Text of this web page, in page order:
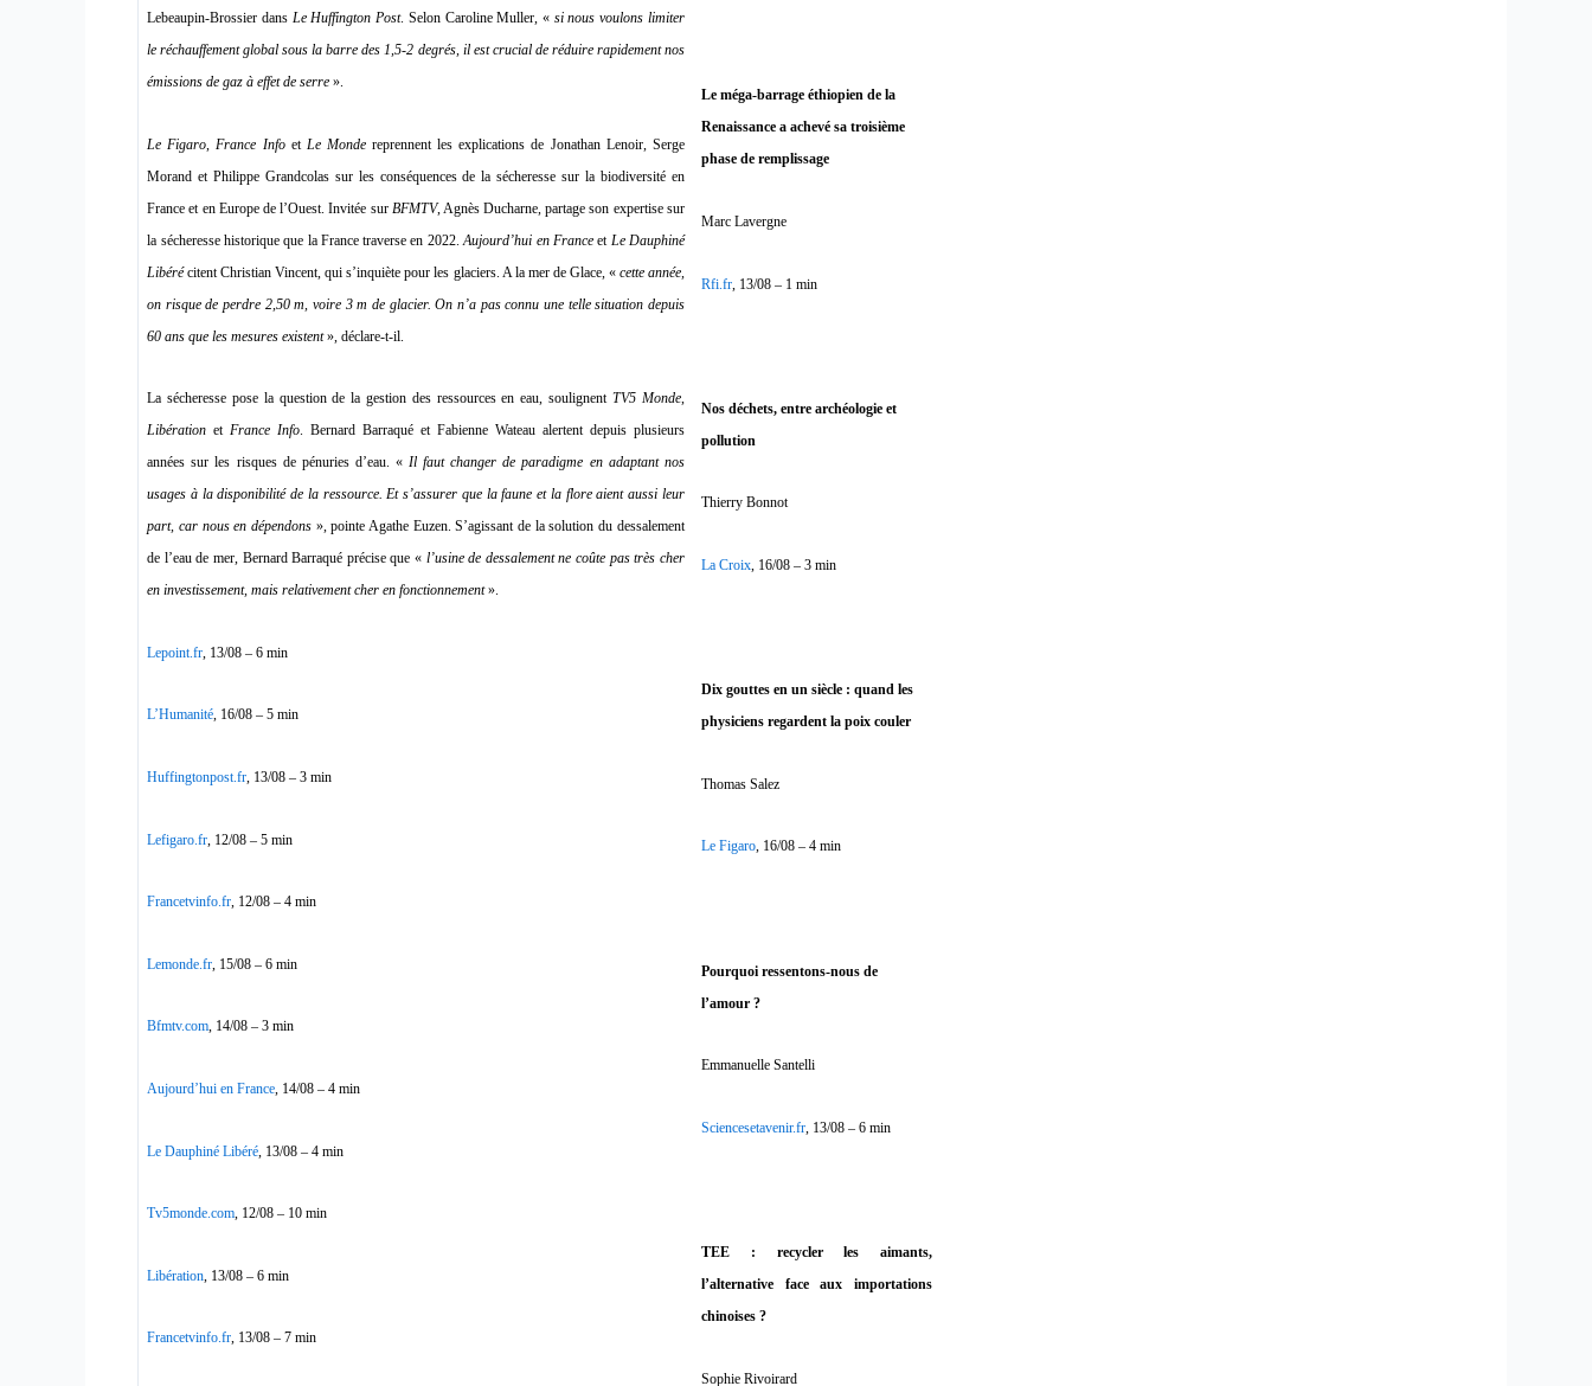
Le méga-barrage éthiopien de la
Renaissance a achevé sa troisième
phase de remplissage
Marc Lavergne
Rfi.fr , 13/08 – 1 min
Nos déchets, entre archéologie et
pollution
Thierry Bonnot
La Croix, 16/08 – 3 min
Dix gouttes en un siècle : quand les
physiciens regardent la poix couler
Thomas Salez
Le Figaro, 16/08 – 4 min
Pourquoi ressentons-nous de
l’amour ?
Emmanuelle Santelli
Sciencesetavenir.fr , 13/08 – 6 min
TEE : recycler les aimants,
l’alternative face aux importations
chinoises ?
Sophie Rivoirard
Lebeaupin-Brossier dans Le Huffington Post. Selon Caroline Muller, « si nous voulons limiter
le réchauffement global sous la barre des 1,5-2 degrés, il est crucial de réduire rapidement nos
émissions de gaz à effet de serre ».
Le Figaro France Infoet Le Mondereprennent les explications de Jonathan Lenoir, Serge
Morand et Philippe Grandcolas sur les conséquences de la sécheresse sur la biodiversité en
France et en Europe de l’Ouest. Invitée sur BFMTV, Agnès Ducharne, partage son expertise sur
la sécheresse historique que la France traverse en 2022.Aujourd’hui en Franceet Le Dauphiné
Libérécitent Christian Vincent, qui s’inquiète pour les glaciers. A la mer de Glace, « cette année,
on risque de perdre 2,50 m, voire 3 m de glacier. On n’a pas connu une telle situation depuis
60 ans que les mesures existent», déclare-t-il.
La sécheresse pose la question de la gestion des ressources en eau, soulignent TV5 Monde,
Libération etFrance Info. Bernard Barraqué et Fabienne Wateau alertent depuis plusieurs
années sur les risques de pénuries d’eau. «Il faut changer de paradigme en adaptant nos
usages à la disponibilité de la ressource. Et s’assurer que la faune et la flore aient aussi leur
part, car nous en dépendons», pointe Agathe Euzen. S’agissant de la solution du dessalement
de l’eau de mer, Bernard Barraqué précise que « l’usine de dessalement ne coûte pas très cher
en investissement, mais relativement cher en fonctionnement».
Lepoint.fr , 13/08 – 6 min
L’Humanité, 16/08 – 5 min
Huffingtonpost.fr, 13/08 – 3 min
Lefigaro.fr , 12/08 – 5 min
Francetvinfo.fr, 12/08 – 4 min
Lemonde.fr , 15/08 – 6 min
Bfmtv.com, 14/08 – 3 min
Aujourd’hui en France, 14/08 – 4 min
Le Dauphiné Libéré , 13/08 – 4 min
Tv5monde.com, 12/08 – 10 min
Libération , 13/08 – 6 min
Francetvinfo.fr, 13/08 – 7 min